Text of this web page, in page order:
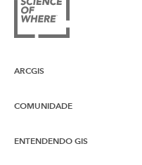
ARCGIS
Visão Geral do ArcGIS
Mapeamento
COMUNIDADE
Esri Community
ENTENDENDO GIS